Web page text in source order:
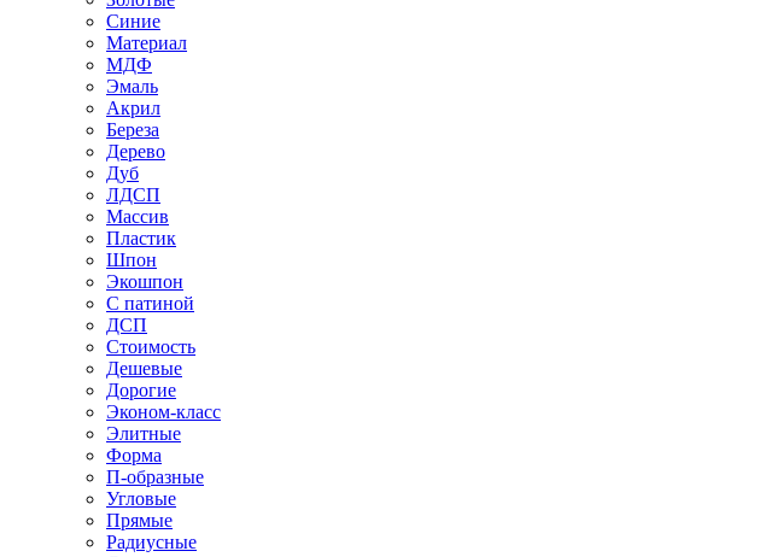
Синие
Материал
МДФ
Эмаль
Акрил
Береза
Дерево
Дуб
ЛДСП
Массив
Пластик
Шпон
Экошпон
С патиной
ДСП
Стоимость
Дешевые
Дорогие
Эконом-класс
Элитные
Форма
П-образные
Угловые
Прямые
Радиусные